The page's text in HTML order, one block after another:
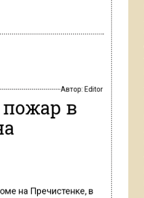
Автор:Editor
в
на Пречистенке, в